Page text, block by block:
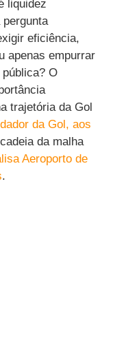
liquidez
eficiência,
apenas empurrar
O
trajetória da Gol
da Gol, aos
da malha
Aeroporto de
.